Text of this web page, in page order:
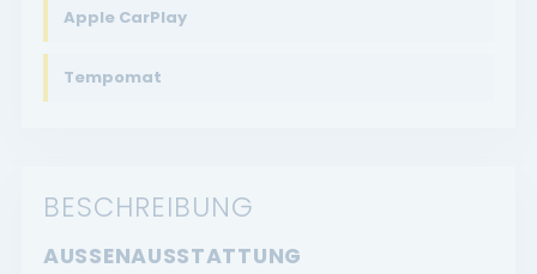
Apple CarPlay
Tempomat
BESCHREIBUNG
AUSSENAUSSTATTUNG